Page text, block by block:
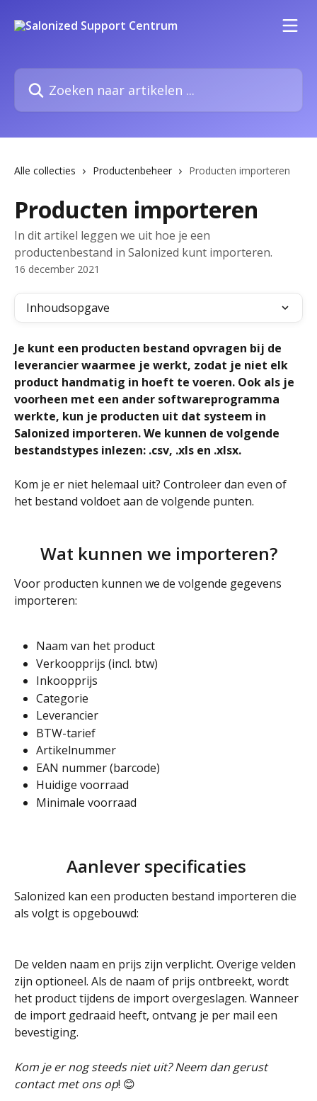
Zoeken naar artikelen ...
Alle collecties Productenbeheer Producten importeren
Producten importeren
In dit artikel leggen we uit hoe je een
productenbestand in Salonized kunt importeren.
16 december 2021
Inhoudsopgave
Je kunt een producten bestand opvragen bij de
leverancier waarmee je werkt, zodat je niet elk
product handmatig in hoeft te voeren. Ook als je
voorheen met een ander softwareprogramma
werkte, kun je producten uit dat systeem in
Salonized importeren. We kunnen de volgende
bestandstypes inlezen: .csv, .xls en .xlsx.
Kom je er niet helemaal uit? Controleer dan even of
het bestand voldoet aan de volgende punten.
Wat kunnen we importeren?
Voor producten kunnen we de volgende gegevens
importeren:
Naam van het product
Verkoopprijs (incl. btw)
Inkoopprijs
Categorie
Leverancier
BTW-tarief
Artikelnummer
EAN nummer (barcode)
Huidige voorraad
Minimale voorraad
Aanlever specificaties
Salonized kan een producten bestand importeren die
als volgt is opgebouwd:
De velden naam en prijs zijn verplicht. Overige velden
zijn optioneel. Als de naam of prijs ontbreekt, wordt
het product tijdens de import overgeslagen. Wanneer
de import gedraaid heeft, ontvang je per mail een
bevestiging.
Kom je er nog steeds niet uit? Neem dan gerust
contact met ons op! 😊